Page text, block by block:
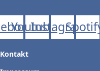
Youtube
Instagram
Spotify
Kontakt